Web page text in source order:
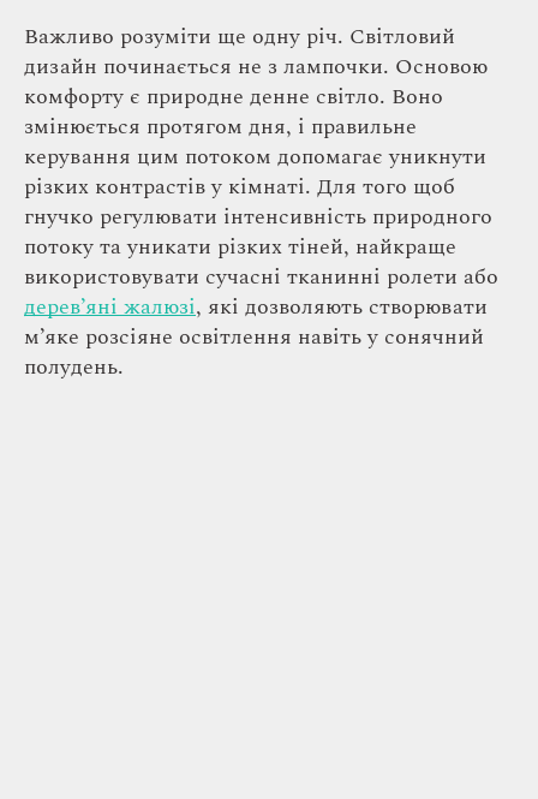
Важливо розуміти ще одну річ. Світловий
дизайн починається не з лампочки. Основою
комфорту є природне денне світло. Воно
змінюється протягом дня, і правильне
керування цим потоком допомагає уникнути
різких контрастів у кімнаті. Для того щоб
гнучко регулювати інтенсивність природного
потоку та уникати різких тіней, найкраще
використовувати сучасні тканинні ролети або
дерев’яні жалюзі, які дозволяють створювати
м’яке розсіяне освітлення навіть у сонячний
полудень.